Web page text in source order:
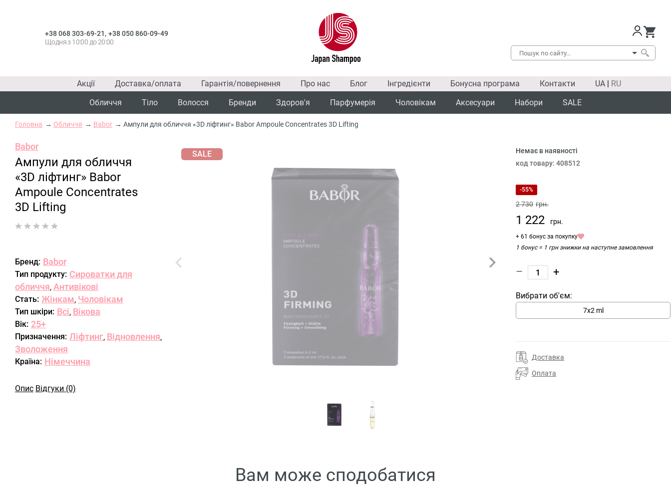
+38 068 303-69-21, +38 050 860-09-49
Щодня з 10:00 до 20:00
Акції Доставка/оплата Гарантія/повернення Про нас Блог Інгредієнти Бонусна програма Контакти UA | RU
Обличчя
Тіло Волосся Бренди Здоров'я Парфумерія Чоловікам Аксесуари Набори SALE
Головна Обличчя Babor Ампули для обличчя «3D ліфтинг» Babor Ampoule Concentrates 3D Lifting
Babor
Ампули для обличчя
«3D ліфтинг» Babor
Ampoule Concentrates
3D Lifting
Бренд: Babor
Тип продукту: Сироватки для
обличчя, Антивікові
Стать: Жінкам, Чоловікам
Тип шкіри: Всі, Вікова
Вік: 25+
Призначення: Ліфтинг, Відновлення,
Зволоження
Країна: Німеччина
Опис Відгуки (0)
SALE SALE
Немає в наявності
код товару: 408512
-55%
2 730 грн.
1 222 грн.
+ 61 бонус за покупку
1 бонус = 1 грн знижки на наступне замовлення
– +
Вибрати об'єм:
7х2 ml
Доставка
Оплата
Вам може сподобатися